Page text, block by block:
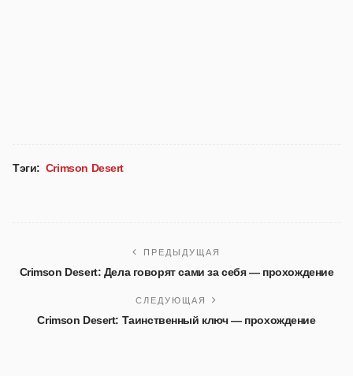
Тэги: Crimson Desert
ПРЕДЫДУЩАЯ
Crimson Desert: Дела говорят сами за себя — прохождение
СЛЕДУЮЩАЯ
Crimson Desert: Таинственный ключ — прохождение